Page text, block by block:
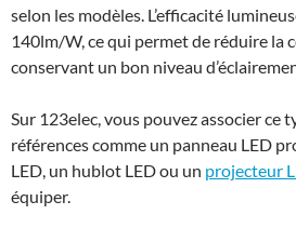
selon les modèles. L’efficacité
140lm/W, ce qui permet de réduire la
conservant un bon niveau
Sur 123elec, vous pouvez associer ce
références comme un panneau LED
LED, un hublot LED ou un projecteur
équiper.